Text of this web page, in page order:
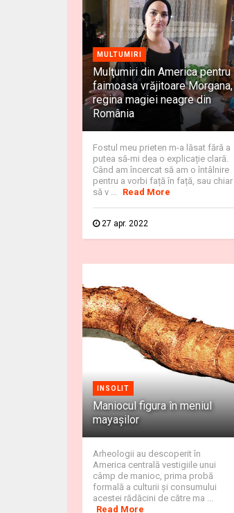
MULTUMIRI
Mulţumiri din America pentru
faimoasa vrăjitoare Morgana,
regina magiei neagre din
România
Fostul meu prieten m-a lăsat fără a
putea să-mi dea o explicație clară.
Când am încercat să am o întâlnire
pentru a vorbi față în față, sau chiar
să v ...
Read More
27 apr. 2022
INSOLIT
Maniocul figura în meniul
mayaşilor
Arheologii au descoperit în
America centrală vestigiile unui
câmp de manioc, prima probă
formală a culturii şi consumului
acestei rădăcini de către ma ...
Read More